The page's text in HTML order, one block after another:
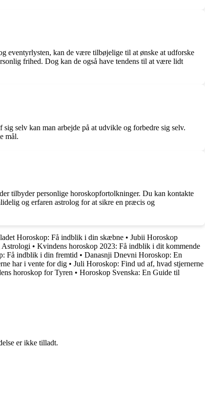
eventyrlysten, kan de være tilbøjelige til at ønske at udforske
frihed. Dog kan de også have tendens til at være lidt
selv kan man arbejde på at udvikle og forbedre sig selv.
mål.
tilbyder personlige horoskopfortolkninger. Du kan kontakte
og erfaren astrolog for at sikre en præcis og
Horoskop: Få indblik i din skæbne • Jubii Horoskop
Astrologi • Kvindens horoskop 2023: Få indblik i dit kommende
Få indblik i din fremtid • Danasnji Dnevni Horoskop: En
har i vente for dig • Juli Horoskop: Find ud af, hvad stjernerne
horoskop for Tyren • Horoskop Svenska: En Guide til
er ikke tilladt.